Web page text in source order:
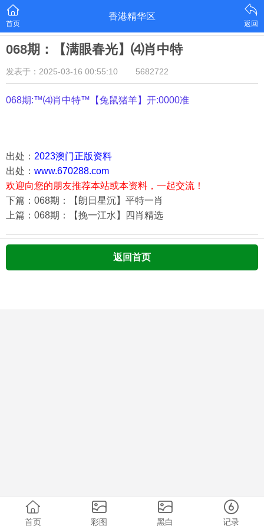
首页
香港精华区
返回
068期：【满眼春光】⑷肖中特
发表于：2025-03-16 00:55:10 5682722
068期:™⑷肖中特™【兔鼠猪羊】开:0000准
出处： 2023澳门正版资料
出处： www.670288.com
欢迎向您的朋友推荐本站或本资料，一起交流！
下篇：068期：【朗日星沉】平特一肖
上篇：068期：【挽一江水】四肖精选
返回首页
首页 彩图 黑白 记录